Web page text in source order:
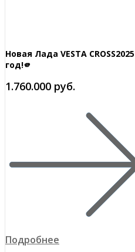
Новая Лада VESTA CROSS2025
год!🫵
1.760.000 руб.
Подробнее